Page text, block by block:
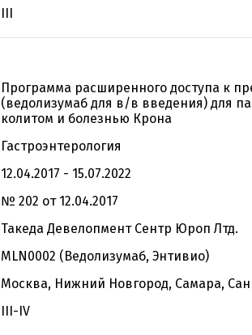
III
Программа расширенного доступа к
(ведолизумаб для в/в введения) для
колитом и болезнью Крона
Гастроэнтерология
12.04.2017 - 15.07.2022
№ 202 от 12.04.2017
Такеда Девелопмент Cентр Юроп Лтд.
MLN0002 (Ведолизумаб, Энтивио)
Москва, Нижний Новгород, Самара,
III-IV